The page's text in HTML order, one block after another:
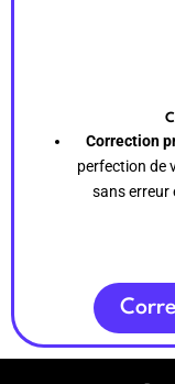
Correction
perfection de
sans erreur